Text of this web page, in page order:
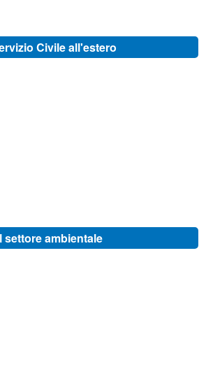
Civile all'estero
settore ambientale